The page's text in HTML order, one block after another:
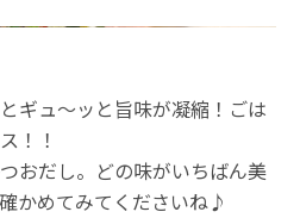
ギュ～ッと旨味が凝縮！ごは
！！
おだし。どの味がいちばん美
かめてみてくださいね♪